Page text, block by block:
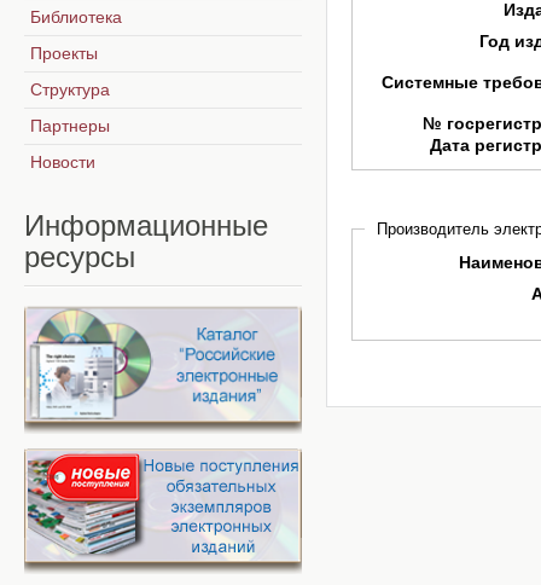
Год
Системные
№
Дата
Производитель
Библиотека
Проекты
Структура
Партнеры
Новости
Информационные
ресурсы